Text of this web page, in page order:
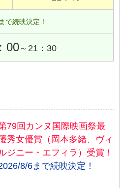
で続映決定！
00～21：30
79回カンヌ国際映画祭最
秀女優賞（岡本多緒、ヴィ
ジニー・エフィラ）受賞！
8/6まで続映決定！